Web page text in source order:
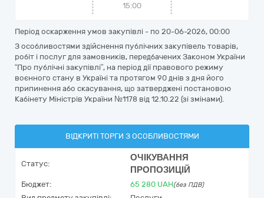
15:00
Період оскарження умов закупівлі - по 20-06-2026, 00:00
З особливостями здійснення публічних закупівель товарів,
робіт і послуг для замовників, передбачених Законом України
“Про публічні закупівлі”, на період дії правового режиму
воєнного стану в Україні та протягом 90 днів з дня його
припинення або скасування, що затверджені постановою
Кабінету Міністрів України №1178 від 12.10.22 (зі змінами).
ВІДКРИТІ ТОРГИ З ОСОБЛИВОСТЯМИ
Статус:
ОЧІКУВАННЯ
ПРОПОЗИЦІЙ
Бюджет: 65 280 UAH(без ПДВ)